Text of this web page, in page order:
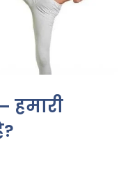
हमारी